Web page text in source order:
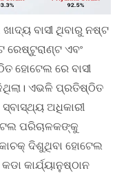
ବାସୀ ଥିବାରୁ ନଷ୍ଟ
ରେଷ୍ଟୁରାଣ୍ଟ ଏବଂ
ହୋଟେଲ ରେ ବାସୀ
ଏଭଳି ପ୍ରତିଷ୍ଠିତ
ଅଧିକାରୀ
ପରିଚାଳକଙ୍କୁ
ଦିଶୁଥିବା ହୋଟେଲ
କାର୍ଯ୍ୟାନୁଷ୍ଠାନ